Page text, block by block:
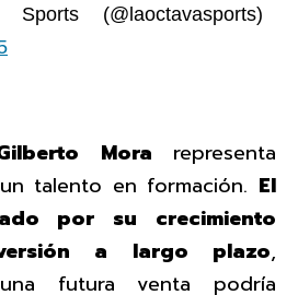
(@laoctavasports)
Mora representa
talento en formación. El
por su crecimiento
a largo plazo,
futura venta podría